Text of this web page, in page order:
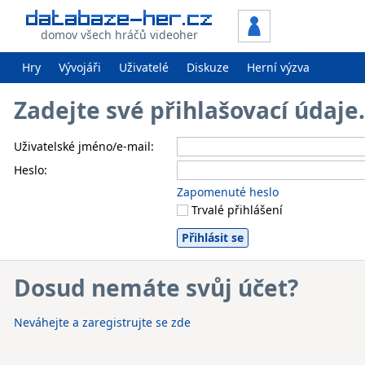
domov všech hráčů videoher
Hry Vývojáři Uživatelé Diskuze Herní výzva
Zadejte své přihlašovací
Uživatelské jméno/e-mail:
Heslo:
Zapomenuté heslo
Trvalé přihlášení
Dosud nemáte svůj účet?
Neváhejte a zaregistrujte se zde